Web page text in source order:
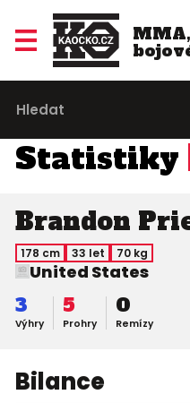
Statistiky
Brandon
178 cm 33 let 70 kg
United States
Výhry
3
Prohry
5
Remízy
0
Bilance